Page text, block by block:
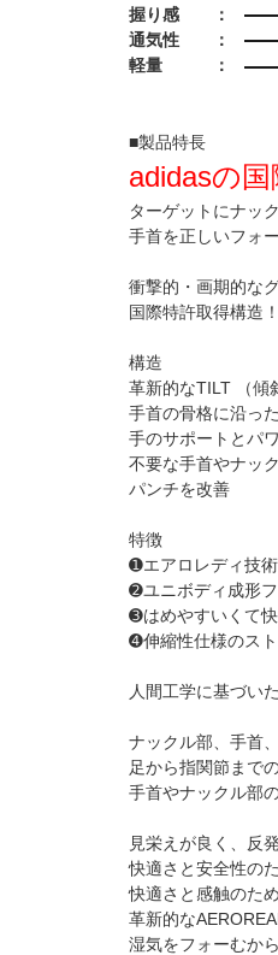
握り感 ：
通気性 ：
軽量 ：
■製品特長
adidasの
ターゲットにナッ
手首を正しいフォ
衝撃的・画期的な
国際特許取得構造！
構造
革新的なTILT （傾
手首の骨格に沿っ
手のサポートとパ
不要な手首やナッ
パンチを改善
特徴
➊エアロレディ技
➋ユニボディ成形
➌はめやすいくて
➍伸縮性仕様のス
人間工学に基づい
ナックル部、手首
足から指関節まで
手首やナックル部
見栄えが良く、反
快適さと安全性の
快適さと感触のた
革新的な
湿気をフォーむか